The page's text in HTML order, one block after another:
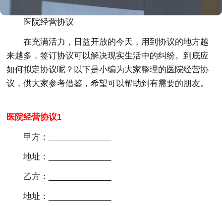
医院经营协议
在充满活力，日益开放的今天，用到协议的地方越
来越多，签订协议可以解决现实生活中的纠纷。到底应
如何拟定协议呢？以下是小编为大家整理的医院经营协
议，供大家参考借鉴，希望可以帮助到有需要的朋友。
医院经营协议1
甲方：______________
地址：______________
乙方：______________
地址：______________